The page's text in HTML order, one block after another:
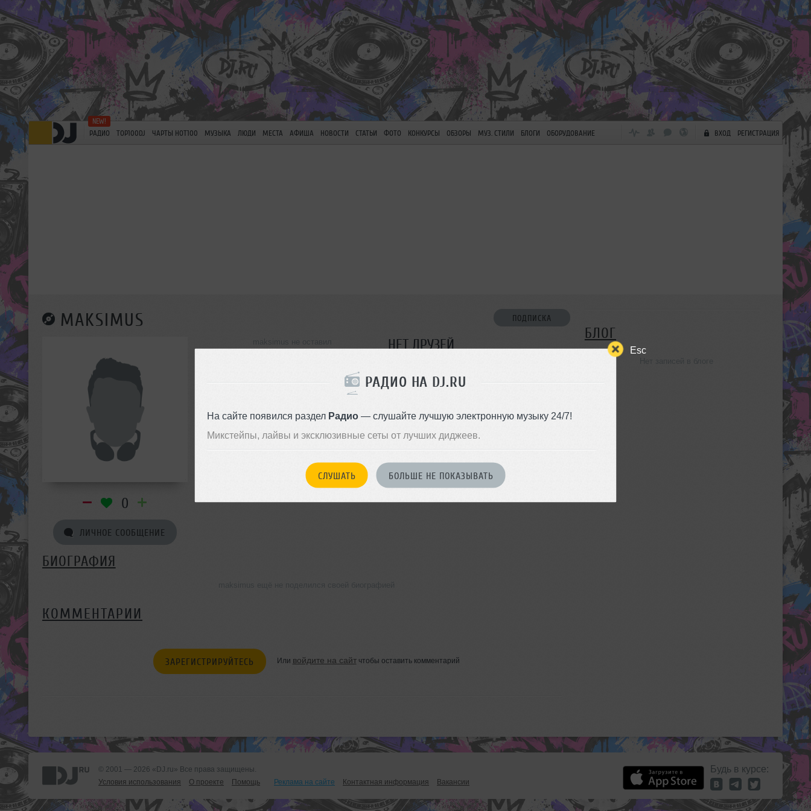
Esc
РАДИО НА DJ.RU
На сайте появился раздел Радио— слушайте лучшую электронную музыку 24/7!
Микстейпы, лайвы и эксклюзивные сеты от лучших диджеев.
СЛУШАТЬ БОЛЬШЕ НЕ ПОКАЗЫВАТЬ
РАДИО TOP100DJ ЧАРТЫ HOT100 МУЗЫКА ЛЮДИ МЕСТА АФИША НОВОСТИ СТАТЬИ ФОТО КОНКУРСЫ ОБЗОРЫ МУЗ. СТИЛИ БЛОГИ ОБОРУДОВАНИЕ ВХОД РЕГИСТРАЦИЯ
MAKSIMUS ПОДПИСКА
0
ЛИЧНОЕ СООБЩЕНИЕ
НЕТ ДРУЗЕЙ
БИОГРАФИЯ
КОММЕНТАРИИ
ЗАРЕГИСТРИРУЙТЕСЬ Или войдите на сайтчтобы оставить комментарий
БЛОГ
© 2001 — 2026 «DJ.ru» Все права защищены.
Условия использования
О проекте Помощь Реклама на сайте Контактная информация Вакансии
Будь в курсе: